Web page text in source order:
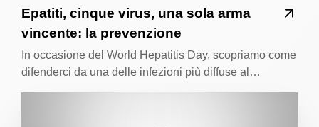
Epatiti, cinque virus, una sola arma
vincente: la prevenzione
In occasione del World Hepatitis Day, scopriamo come
difenderci da una delle infezioni più diffuse al…